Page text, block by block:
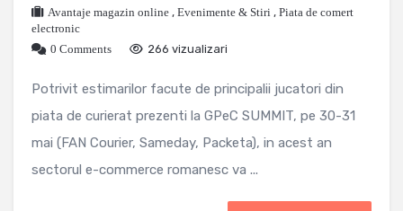
Avantaje magazin online , Evenimente & Stiri , Piata de comert
electronic
0 Comments
266 vizualizari
Potrivit estimarilor facute de principalii jucatori din
piata de curierat prezenti la GPeC SUMMIT, pe 30-31
mai (FAN Courier, Sameday, Packeta), in acest an
sectorul e-commerce romanesc va ...